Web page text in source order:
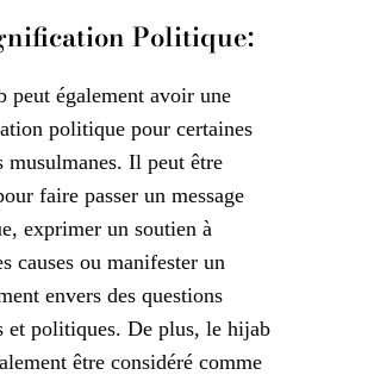
Politique:
peut également avoir une
politique pour certaines
musulmanes. Il peut être
faire passer un message
exprimer un soutien à
causes ou manifester un
envers des questions
et politiques. De plus, le hijab
être considéré comme